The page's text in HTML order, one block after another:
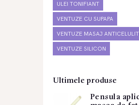
ULEI TONIFIANT
VENTUZE CU SUPAPA
VENTUZE MASAJ
VENTUZE SILICON
Ultimele produse
Pensula